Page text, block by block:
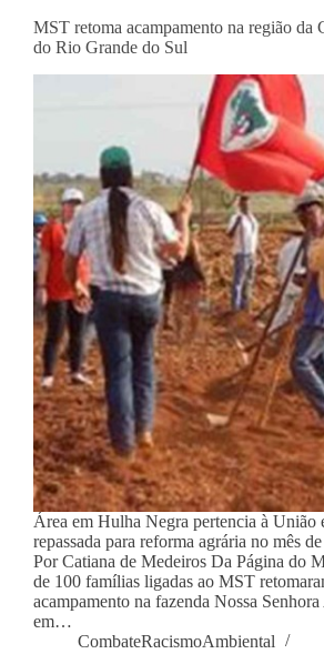
MST retoma acampamento na região da
do Rio Grande do Sul
Área em Hulha Negra pertencia à União
repassada para reforma agrária no mês
Por Catiana de Medeiros Da Página do
de 100 famílias ligadas ao MST
acampamento na fazenda Nossa
em…
CombateRacismoAmbiental